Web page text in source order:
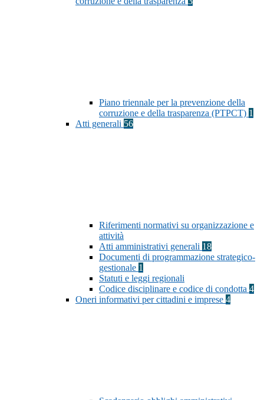
Piano triennale per la prevenzione della
corruzione e della trasparenza (PTPCT) 1
Atti generali 56
Riferimenti normativi su organizzazione e
attività
Atti amministrativi generali 18
Documenti di programmazione strategico-
gestionale 1
Statuti e leggi regionali
Codice disciplinare e codice di condotta 4
Oneri informativi per cittadini e imprese 4